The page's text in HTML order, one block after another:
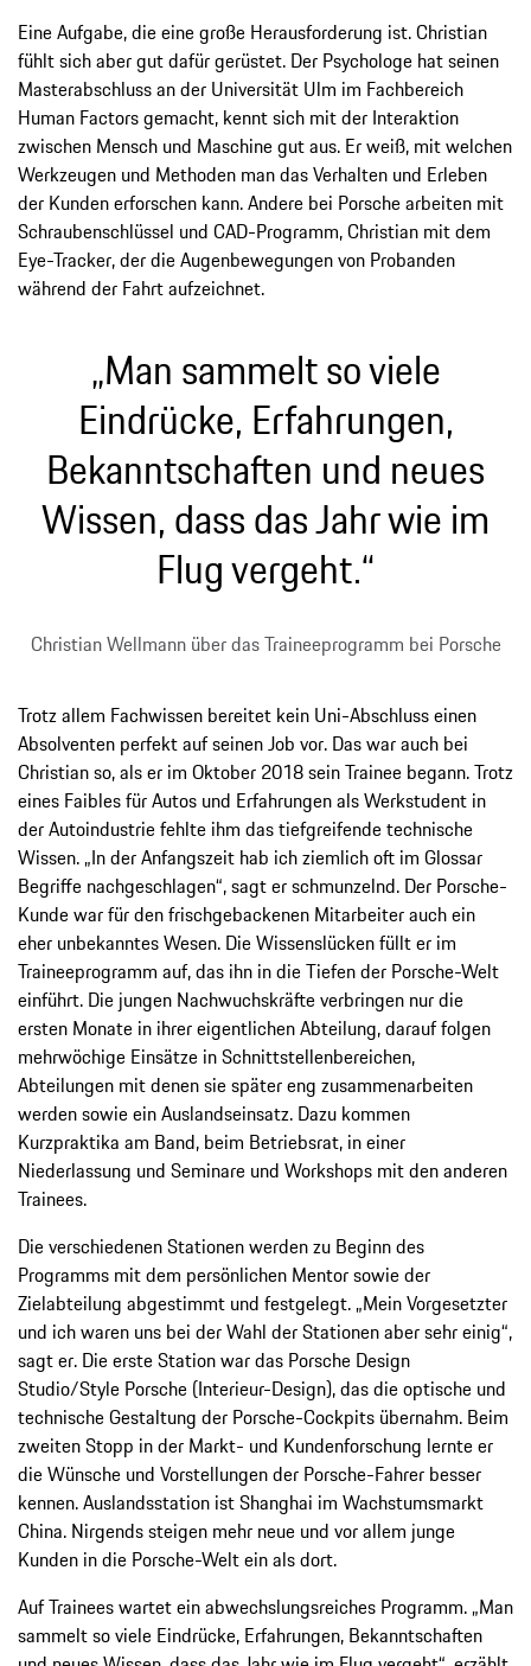
Eine Aufgabe, die eine große Herausforderung ist. Christian
fühlt sich aber gut dafür gerüstet. Der Psychologe hat seinen
Masterabschluss an der Universität Ulm im Fachbereich
Human Factors gemacht, kennt sich mit der Interaktion
zwischen Mensch und Maschine gut aus. Er weiß, mit welchen
Werkzeugen und Methoden man das Verhalten und Erleben
der Kunden erforschen kann. Andere bei Porsche arbeiten mit
Schraubenschlüssel und CAD-Programm, Christian mit dem
Eye-Tracker, der die Augenbewegungen von Probanden
während der Fahrt aufzeichnet.
„Man sammelt so viele
Eindrücke, Erfahrungen,
Bekanntschaften und neues
Wissen, dass das Jahr wie im
Flug vergeht.“
Christian Wellmann über das Traineeprogramm bei Porsche
Trotz allem Fachwissen bereitet kein Uni-Abschluss einen
Absolventen perfekt auf seinen Job vor. Das war auch bei
Christian so, als er im Oktober 2018 sein Trainee begann. Trotz
eines Faibles für Autos und Erfahrungen als Werkstudent in
der Autoindustrie fehlte ihm das tiefgreifende technische
Wissen. „In der Anfangszeit hab ich ziemlich oft im Glossar
Begriffe nachgeschlagen“, sagt er schmunzelnd. Der Porsche-
Kunde war für den frischgebackenen Mitarbeiter auch ein
eher unbekanntes Wesen. Die Wissenslücken füllt er im
Traineeprogramm auf, das ihn in die Tiefen der Porsche-Welt
einführt. Die jungen Nachwuchskräfte verbringen nur die
ersten Monate in ihrer eigentlichen Abteilung, darauf folgen
mehrwöchige Einsätze in Schnittstellenbereichen,
Abteilungen mit denen sie später eng zusammenarbeiten
werden sowie ein Auslandseinsatz. Dazu kommen
Kurzpraktika am Band, beim Betriebsrat, in einer
Niederlassung und Seminare und Workshops mit den anderen
Trainees.
Die verschiedenen Stationen werden zu Beginn des
Programms mit dem persönlichen Mentor sowie der
Zielabteilung abgestimmt und festgelegt. „Mein Vorgesetzter
und ich waren uns bei der Wahl der Stationen aber sehr einig“,
sagt er. Die erste Station war das Porsche Design
Studio/Style Porsche (Interieur-Design), das die optische und
technische Gestaltung der Porsche-Cockpits übernahm. Beim
zweiten Stopp in der Markt- und Kundenforschung lernte er
die Wünsche und Vorstellungen der Porsche-Fahrer besser
kennen. Auslandsstation ist Shanghai im Wachstumsmarkt
China. Nirgends steigen mehr neue und vor allem junge
Kunden in die Porsche-Welt ein als dort.
Auf Trainees wartet ein abwechslungsreiches Programm. „Man
sammelt so viele Eindrücke, Erfahrungen, Bekanntschaften